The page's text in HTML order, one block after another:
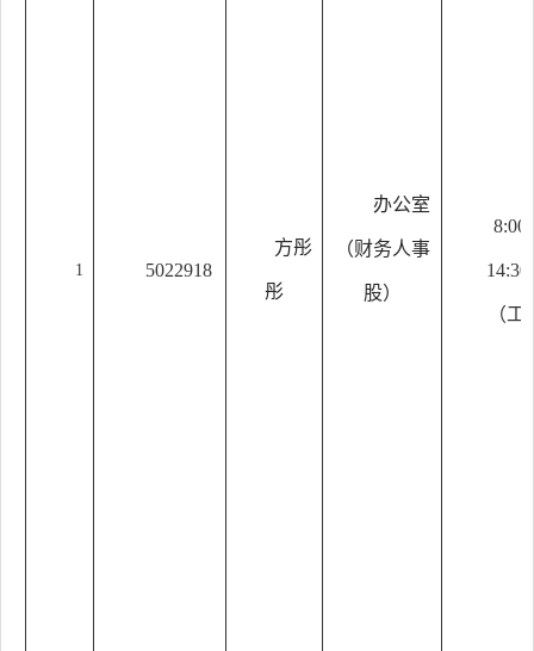
1 5022918
方彤
彤
办公室
（财务人事
股）
（